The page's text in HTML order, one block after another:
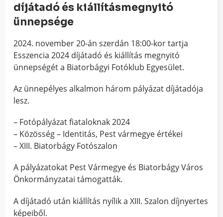
díjátadó és kiállításmegnyitó
ünnepsége
2024. november 20-án szerdán 18:00-kor tartja
Esszencia 2024 díjátadó és kiállítás megnyitó
ünnepségét a Biatorbágyi Fotóklub Egyesület.
Az ünnepélyes alkalmon három pályázat díjátadója
lesz.
– Fotópályázat fiataloknak 2024
– Közösség – Identitás, Pest vármegye értékei
– XIII. Biatorbágy Fotószalon
A pályázatokat Pest Vármegye és Biatorbágy Város
Önkormányzatai támogatták.
A díjátadó után kiállítás nyílik a XIII. Szalon díjnyertes
képeiből.